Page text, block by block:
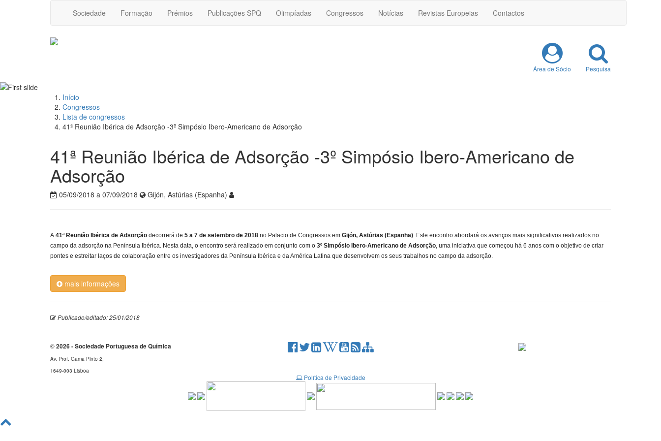
Sociedade Formação Prémios Publicações SPQ Olimpíadas Congressos Notícias Revistas Europeias Contactos
Área de Sócio Pesquisa
Início
Congressos
Lista de congressos
41ª Reunião Ibérica de Adsorção -3º Simpósio Ibero-Americano de Adsorção
41ª Reunião Ibérica de Adsorção -3º Simpósio Ibero-Americano de
Adsorção
05/09/2018 a 07/09/2018 Gijón, Astúrias (Espanha)
A 41ª Reunião Ibérica de Adsorção decorrerá de 5 a 7 de setembro de 2018 no Palacio de Congressos em Gijón, Astúrias (Espanha). Este encontro abordará os avanços mais significativos realizados no
campo da adsorção na Península Ibérica. Nesta data, o encontro será realizado em conjunto com o 3º Simpósio Ibero-Americano de Adsorção, uma iniciativa que começou há 6 anos com o objetivo de criar
pontes e estreitar laços de colaboração entre os investigadores da Península Ibérica e da América Latina que desenvolvem os seus trabalhos no campo da adsorção.
mais informações
Publicado/editado: 25/01/2018
©2026 - Sociedade Portuguesa de Química
Av. Prof. Gama Pinto 2,
1649-003 Lisboa
Política de Privacidade